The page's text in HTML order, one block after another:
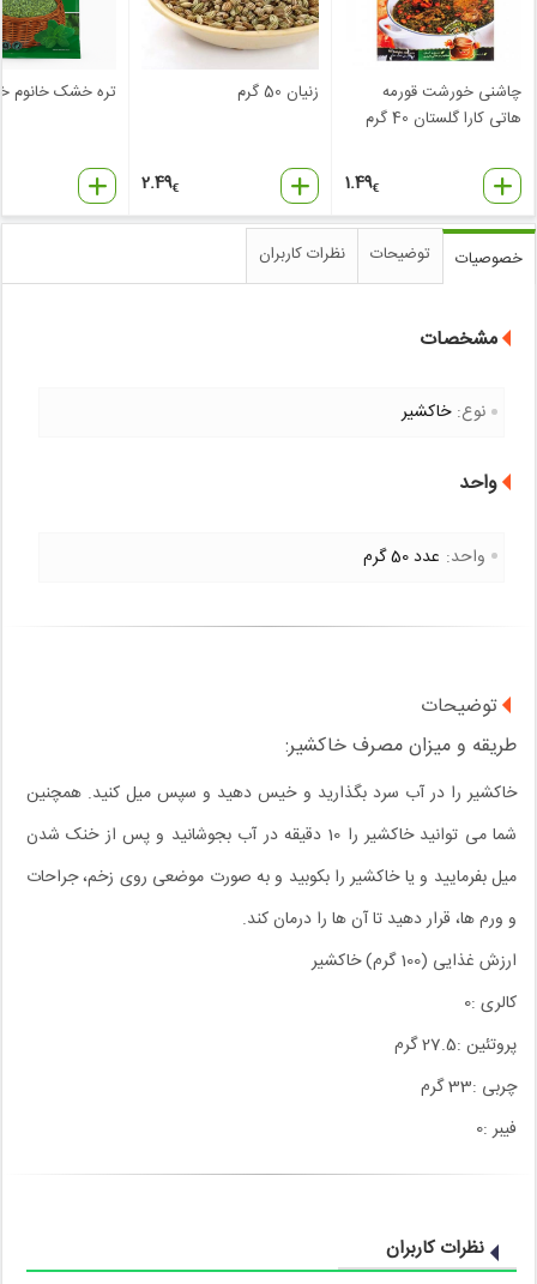
چاشنی خورشت قورمه
هاتی کارا گلستان 40 گرم
1.49€
زنیان 50 گرم
2.49€
تره خشک خانوم
خصوصیات توضیحات نظرات کاربران
مشخصات
نوع: خاکشیر
واحد
واحد: عدد 50 گرم
توضیحات
طریقه و میزان مصرف خاکشیر:
خاکشیر را در آب سرد بگذارید و خیس دهید و سپس میل کنید. همچنین
شما می توانید خاکشیر را 10 دقیقه در آب بجوشانید و پس از خنک شدن
میل بفرمایید و یا خاکشیر را بکوبید و به صورت موضعی روی زخم، جراحات
و ورم ها، قرار دهید تا آن ها را درمان کند.
ارزش غذایی (100 گرم) خاکشیر
کالری :0
پروتئین :27.5 گرم
چربی :33 گرم
فیبر :0
نظرات کاربران